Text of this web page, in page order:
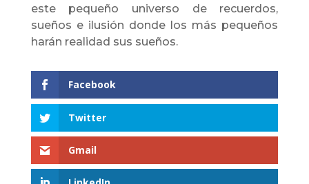
este pequeño universo de recuerdos,
sueños e ilusión donde los más pequeños
harán realidad sus sueños.
Facebook
Twitter
Gmail